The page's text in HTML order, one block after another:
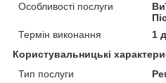
Особливості послуги
Термін виконання
1
Користувальницькі
Тип послуги